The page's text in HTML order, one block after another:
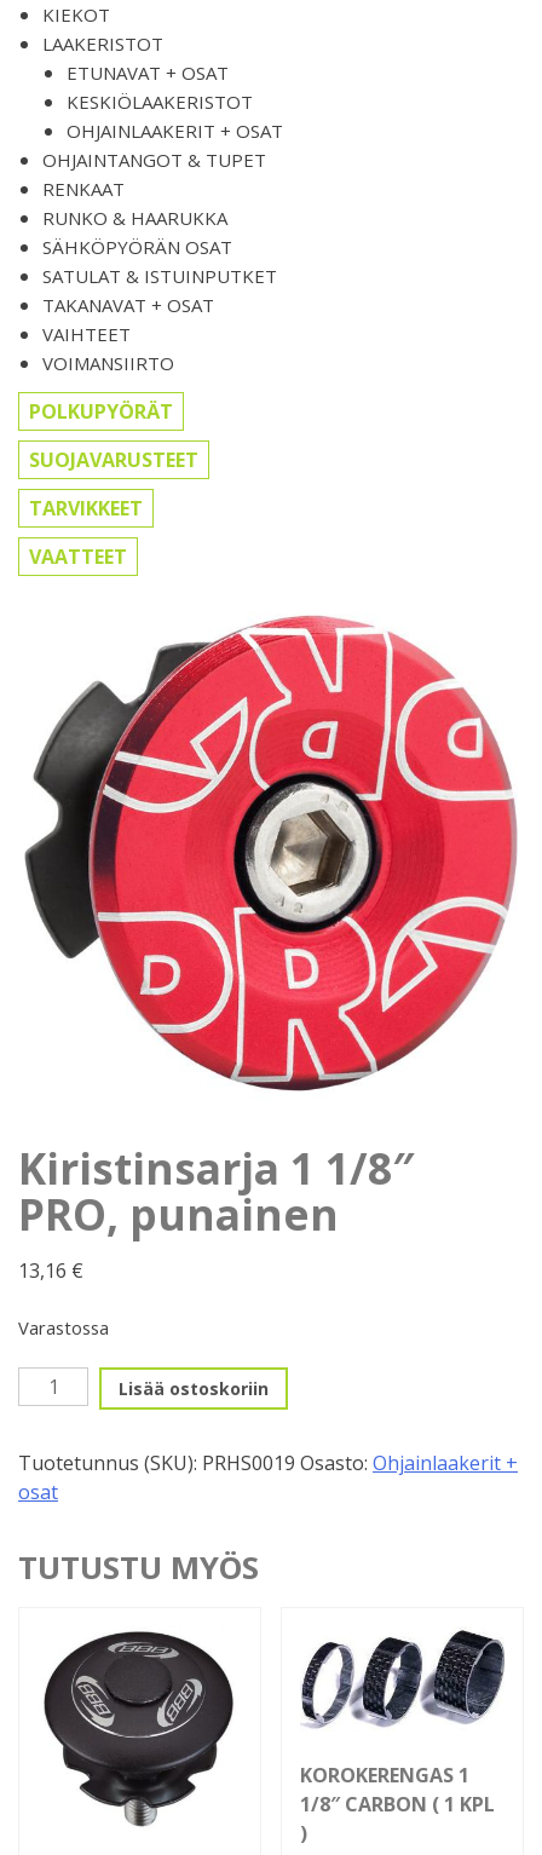
KIEKOT
LAAKERISTOT
ETUNAVAT + OSAT
KESKIÖLAAKERISTOT
OHJAINLAAKERIT + OSAT
OHJAINTANGOT & TUPET
RENKAAT
RUNKO & HAARUKKA
SÄHKÖPYÖRÄN OSAT
SATULAT & ISTUINPUTKET
TAKANAVAT + OSAT
VAIHTEET
VOIMANSIIRTO
POLKUPYÖRÄT
SUOJAVARUSTEET
TARVIKKEET
VAATTEET
Kiristinsarja 1 1/8″
PRO, punainen
13,16 €
Varastossa
Kiristinsarja
1
PRO,
punainen
Lisää ostoskoriin
Tuotetunnus (SKU): PRHS0019 Osasto: Ohjainlaakerit +
osat
TUTUSTU MYÖS
KOROKERENGAS 1
1/8″ CARBON ( 1 KPL
)